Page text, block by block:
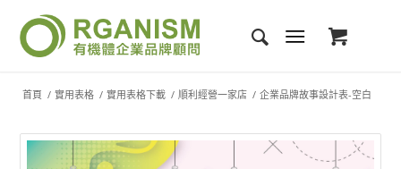
首頁 / 實用表格 / 實用表格下載 / 順利經營一家店 / 企業品牌故事設計表-空白